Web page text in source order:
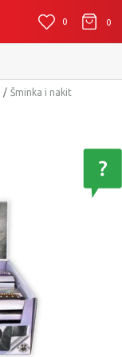
0 0
Šminka i nakit